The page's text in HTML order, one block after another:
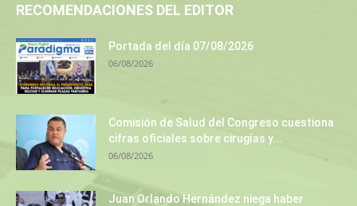
RECOMENDACIONES DEL EDITOR
Portada del día 07/08/2026
06/08/2026
Comisión de Salud del Congreso cuestiona
cifras oficiales sobre cirugías y...
06/08/2026
Juan Orlando Hernández niega haber